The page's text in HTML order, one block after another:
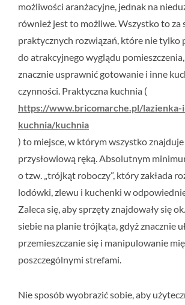
możliwości aranżacyjne, jednak na
również jest to możliwe. Wszystko to za
praktycznych rozwiązań, które nie tylko
do atrakcyjnego wyglądu
znacznie usprawnić gotowanie i inne
czynności. Praktyczna kuchnia (
https://www.bricomarche.pl/lazienka-
kuchnia/kuchnia
) to miejsce, w którym wszystko
przysłowiową ręką. Absolutnym
o tzw. „trójkąt roboczy”, który zakłada
lodówki, zlewu i kuchenki w
Zaleca się, aby sprzęty znajdowały się
siebie na planie trójkąta, gdyż znacznie
przemieszczanie się i manipulowanie
poszczególnymi strefami.
Nie sposób wyobrazić sobie, aby